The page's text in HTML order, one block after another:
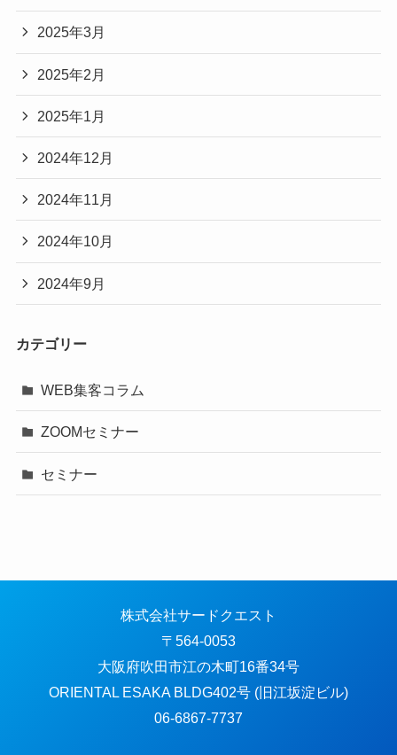
2025年3月
2025年2月
2025年1月
2024年12月
2024年11月
2024年10月
2024年9月
カテゴリー
WEB集客コラム
ZOOMセミナー
セミナー
株式会社サードクエスト
〒564-0053
大阪府吹田市江の木町16番34号
ORIENTAL ESAKA BLDG402号 (旧江坂淀ビル)
06-6867-7737